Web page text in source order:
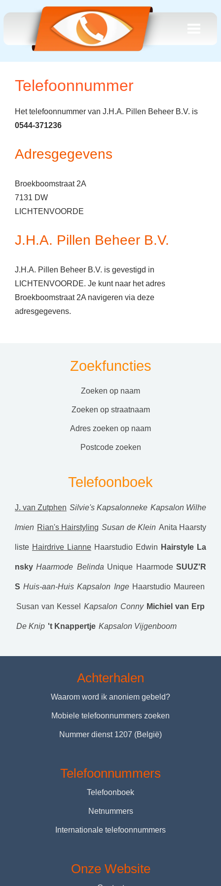
Telefoonnummer
Het telefoonnummer van J.H.A. Pillen Beheer B.V. is
0544-371236
Adresgegevens
Broekboomstraat 2A
7131 DW
LICHTENVOORDE
J.H.A. Pillen Beheer B.V.
J.H.A. Pillen Beheer B.V. is gevestigd in
LICHTENVOORDE. Je kunt naar het adres
Broekboomstraat 2A navigeren via deze
adresgegevens.
Zoekfuncties
zoeken op naam
zoeken op straatnaam
adres zoeken op naam
postcode zoeken
Telefoonboek
J. van Zutphen Silvie's Kapsalonneke Kapsalon Wilhe
lmien Rian's Hairstyling Susan de Klein Anita Haarsty
liste Hairdrive Lianne Haarstudio Edwin Hairstyle La
nsky Haarmode Belinda Unique Haarmode SUUZ'R
S Huis-aan-Huis Kapsalon Inge Haarstudio Maureen
Susan van Kessel Kapsalon Conny Michiel van Erp
De Knip 't Knappertje Kapsalon Vijgenboom
Achterhalen
Waarom word ik anoniem gebeld?
Mobiele telefoonnummers zoeken
Nummer dienst 1207 (België)
Telefoonnummers
Telefoonboek
Netnummers
Internationale telefoonnummers
Onze Website